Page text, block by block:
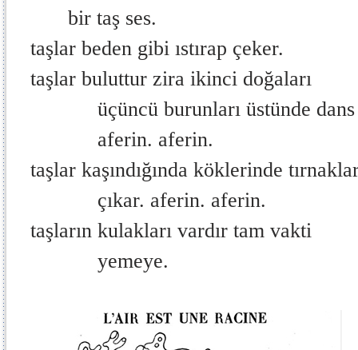
bir taş ses.
taşlar beden gibi ıstırap çeker.
taşlar buluttur zira ikinci doğaları
üçüncü burunları üstünde dans
aferin. aferin.
taşlar kaşındığında köklerinde
çıkar. aferin. aferin.
taşların kulakları vardır tam vakti
yemeye.